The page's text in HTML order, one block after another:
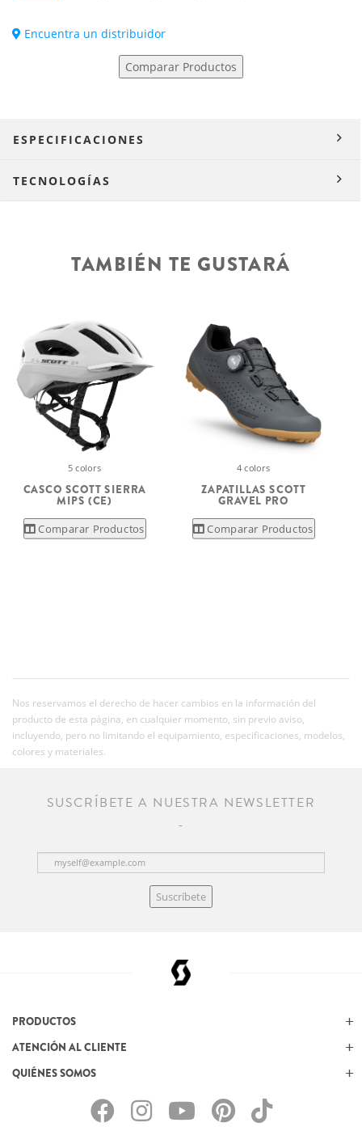
Encuentra un distribuidor
Comparar Productos
ESPECIFICACIONES
TECNOLOGÍAS
TAMBIÉN TE GUSTARÁ
5 colors
CASCO SCOTT SIERRA
MIPS (CE)
Comparar Productos
4 colors
ZAPATILLAS SCOTT
GRAVEL PRO
Comparar Productos
Nos reservamos el derecho de hacer cambios en la información del
producto de esta página, en cualquier momento, sin previo aviso,
incluyendo, pero no limitando el equipamiento, especificaciones, modelos,
colores y materiales.
SUSCRÍBETE A NUESTRA NEWSLETTER
Suscríbete
PRODUCTOS
ATENCIÓN AL CLIENTE
QUIÉNES SOMOS